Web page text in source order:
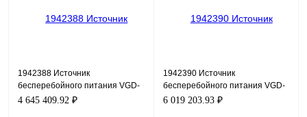
1942388 Источник
бесперебойного питания VGD-
II-500M33HP (100PM)
4 645 409.92 ₽
1942390 Источник
бесперебойного питания VGD-
II-600M33HP (100PM)
6 019 203.93 ₽